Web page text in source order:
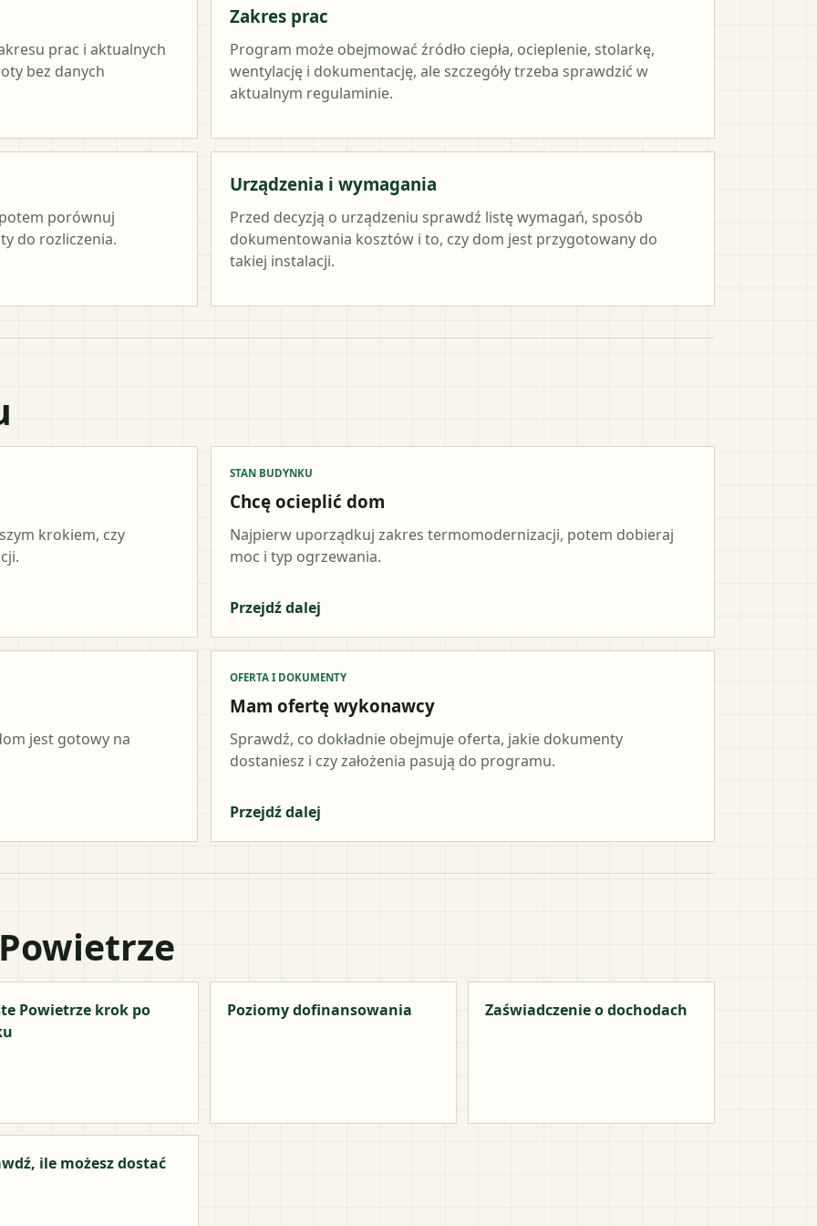
prac i aktualnych
bez danych
Zakres prac
Program może obejmować źródło ciepła, ocieplenie, stolarkę,
wentylację i dokumentację, ale szczegóły trzeba sprawdzić w
aktualnym regulaminie.
porównuj
do rozliczenia.
Urządzenia i wymagania
Przed decyzją o urządzeniu sprawdź listę wymagań, sposób
dokumentowania kosztów i to, czy dom jest przygotowany do
takiej instalacji.
krokiem, czy
STAN BUDYNKU
Chcę ocieplić dom
Najpierw uporządkuj zakres termomodernizacji, potem dobieraj
moc i typ ogrzewania.
Przejdź dalej
jest gotowy na
OFERTA I DOKUMENTY
Mam ofertę wykonawcy
Sprawdź, co dokładnie obejmuje oferta, jakie dokumenty
dostaniesz i czy założenia pasują do programu.
Przejdź dalej
Powietrze krok po
Poziomy dofinansowania Zaświadczenie o dochodach
ile możesz dostać